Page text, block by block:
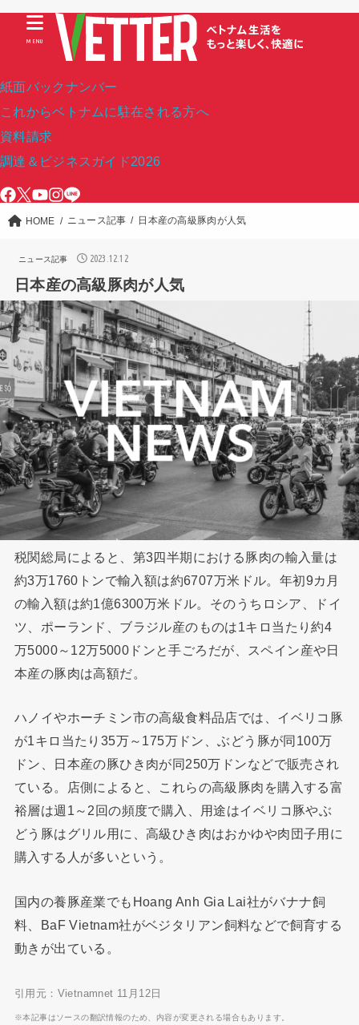
紙面バックナンバー
これからベトナムに駐在される方へ
資料請求
調達＆ビジネスガイド2026
MENU
HOME ニュース記事 日本産の高級豚肉が人気
ニュース記事 2023.12.12
日本産の高級豚肉が人気
税関総局によると、第3四半期における豚肉の輸入量は
約3万1760トンで輸入額は約6707万米ドル。年初9カ月
の輸入額は約1億6300万米ドル。そのうちロシア、ドイ
ツ、ポーランド、ブラジル産のものは1キロ当たり約4
万5000～12万5000ドンと手ごろだが、スペイン産や日
本産の豚肉は高額だ。
ハノイやホーチミン市の高級食料品店では、イベリコ豚
が1キロ当たり35万～175万ドン、ぶどう豚が同100万
ドン、日本産の豚ひき肉が同250万ドンなどで販売され
ている。店側によると、これらの高級豚肉を購入する富
裕層は週1～2回の頻度で購入、用途はイベリコ豚やぶ
どう豚はグリル用に、高級ひき肉はおかゆや肉団子用に
購入する人が多いという。
国内の養豚産業でもHoang Anh Gia Lai社がバナナ飼
料、BaF Vietnam社がベジタリアン飼料などで飼育する
動きが出ている。
引用元：Vietnamnet 11月12日
※本記事はソースの翻訳情報のため、内容が変更される場合もあります。